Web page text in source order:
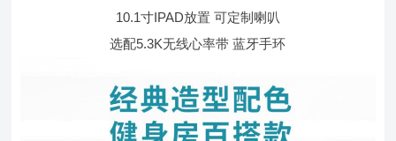
10.1寸IPAD放置 可定制喇叭
选配5.3K无线心率带 蓝牙手环